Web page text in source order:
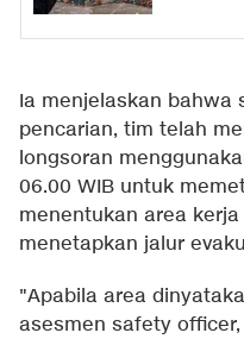
Ia menjelaskan bahwa
pencarian, tim telah
longsoran
06.00 WIB untuk
menentukan area
menetapkan jalur
"Apabila area
asesmen safety